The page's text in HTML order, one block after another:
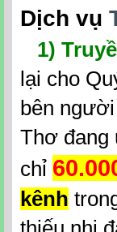
Dịch vụ
1)
lại cho
bên
Thơ đang
chỉ
kênh